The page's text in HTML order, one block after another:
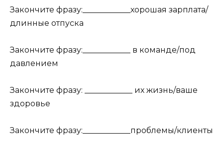
Закончите фразу:____________хорошая зарплата/
длинные отпуска
Закончите фразу:____________ в команде/под
давлением
Закончите фразу: ____________ их жизнь/ваше
здоровье
Закончите фразу:____________проблемы/клиенты